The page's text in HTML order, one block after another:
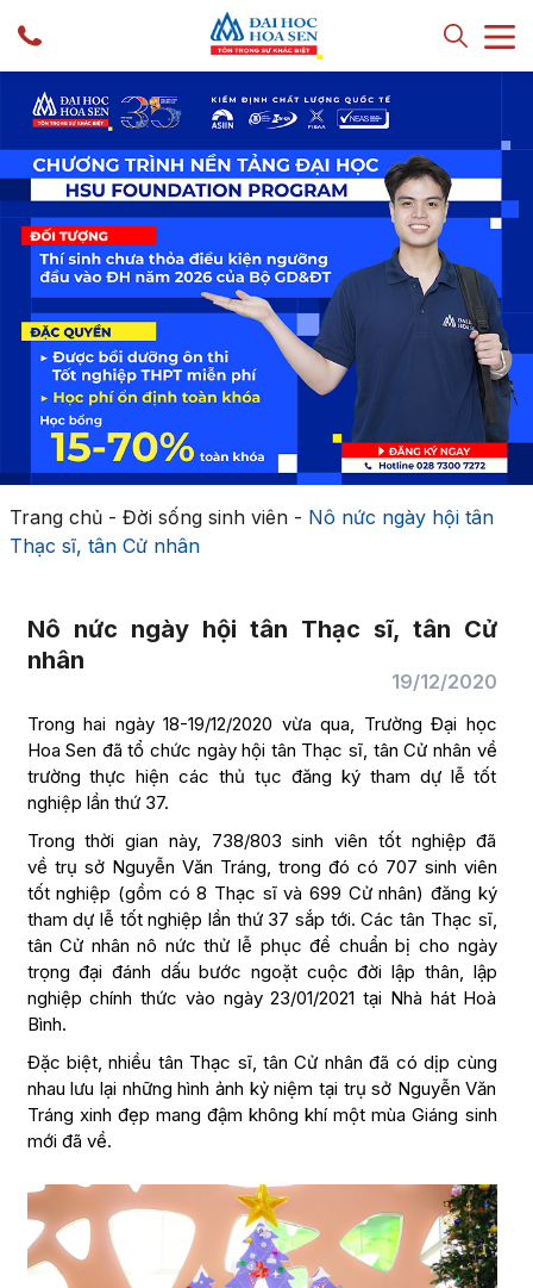
Trang chủ- Đời sống sinh viên- Nô nức ngày hội tân
Thạc sĩ, tân Cử nhân
Nô nức ngày hội tân Thạc sĩ, tân Cử
nhân
19/12/2020
Trong hai ngày 18-19/12/2020 vừa qua, Trường Đại học
Hoa Sen đã tổ chức ngày hội tân Thạc sĩ, tân Cử nhân về
trường thực hiện các thủ tục đăng ký tham dự lễ tốt
nghiệp lần thứ 37.
Trong thời gian này, 738/803 sinh viên tốt nghiệp đã
về trụ sở Nguyễn Văn Tráng, trong đó có 707 sinh viên
tốt nghiệp (gồm có 8 Thạc sĩ và 699 Cử nhân) đăng ký
tham dự lễ tốt nghiệp lần thứ 37 sắp tới. Các tân Thạc sĩ,
tân Cử nhân nô nức thử lễ phục để chuẩn bị cho ngày
trọng đại đánh dấu bước ngoặt cuộc đời lập thân, lập
nghiệp chính thức vào ngày 23/01/2021 tại Nhà hát Hoà
Bình.
Đặc biệt, nhiều tân Thạc sĩ, tân Cử nhân đã có dịp cùng
nhau lưu lại những hình ảnh kỷ niệm tại trụ sở Nguyễn Văn
Tráng xinh đẹp mang đậm không khí một mùa Giáng sinh
mới đã về.